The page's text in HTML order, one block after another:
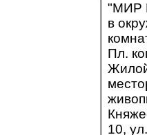
"МИР
в
Пл.
10,